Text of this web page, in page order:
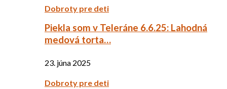
Dobroty pre deti
Piekla som v Teleráne 6.6.25: Lahodná
medová torta…
23. júna 2025
Dobroty pre deti